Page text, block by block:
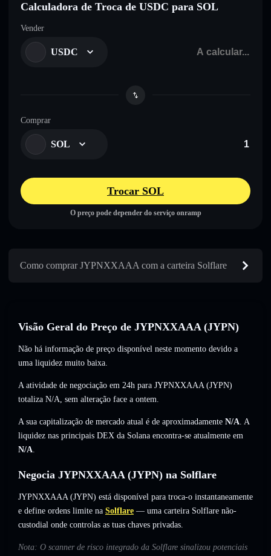
Calculadora de Troca de USDC para SOL
Vender
USDC
Comprar
SOL
Trocar SOL
O preço pode depender do serviço onramp
Como comprar JYPNXXAAA com a carteira Solflare
Visão Geral do Preço de JYPNXXAAA (JYPN)
Não há informação de preço disponível neste momento devido a
uma liquidez muito baixa.
A atividade de negociação em 24h para JYPNXXAAA (JYPN)
totaliza N/A, sem alteração face a ontem.
A sua capitalização de mercado atual é de aproximadamente N/A. A
liquidez nas principais DEX da Solana encontra-se atualmente em
N/A.
Negocia JYPNXXAAA (JYPN) na Solflare
JYPNXXAAA (JYPN) está disponível para troca-o instantaneamente
e define ordens limite na Solflare — uma carteira Solflare não-
custodial onde controlas as tuas chaves privadas.
Nota: O scanner de risco integrado da Solflare sinalizou potenciais